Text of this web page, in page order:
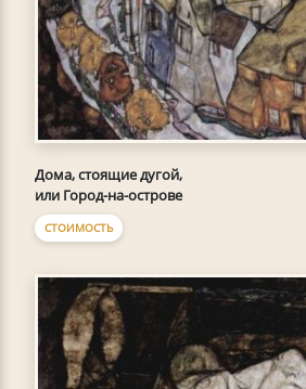
Дома, стоящие дугой,
или Город-на-острове
СТОИМОСТЬ